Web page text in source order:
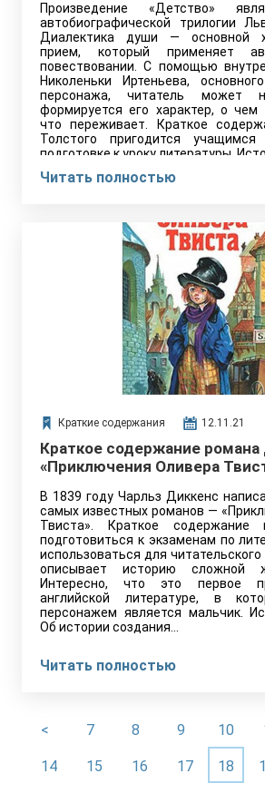
Произведение «Детство»
автобиографической трилогии
Диалектика души — основной
прием, который применяет
повествовании. С помощью
Николеньки Иртеньева,
персонажа, читатель может
формируется его характер, о
что переживает. Краткое
Толстого пригодится
подготовке к уроку литературы.
Читать полностью
Краткие содержания 12.11.21
Краткое содержание романа
«Приключения Оливера
В 1839 году Чарльз Диккенс
самых известных романов —
Твиста». Краткое содержание
подготовиться к экзаменам по
использоваться для
описывает историю сложной
Интересно, что это первое
английской литературе, в
персонажем является мальчик.
Об истории создания…
Читать полностью
< 7 8 9 10
14 15 16 17 18